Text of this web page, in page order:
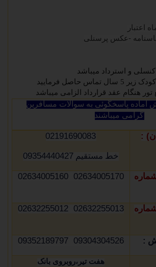
-عکس پرسنلی
کنسلی و استرداد میباشد
حاصل فرمایید
آماده پاسخگوئی به سوالات مسافرین
گرامی میباشند
) :
02191690083
خط مستقیم 09354440427
02634005170 02634005160
02632255013 02632255012
:
09304304526 09352189797
هفت تیر،روبروی بانک